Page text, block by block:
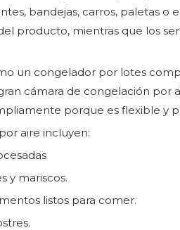
bandejas, carros, paletas
producto, mientras que los
un congelador por lotes
cámara de congelación
porque es flexible y
aire incluyen:
y mariscos.
listos para comer.